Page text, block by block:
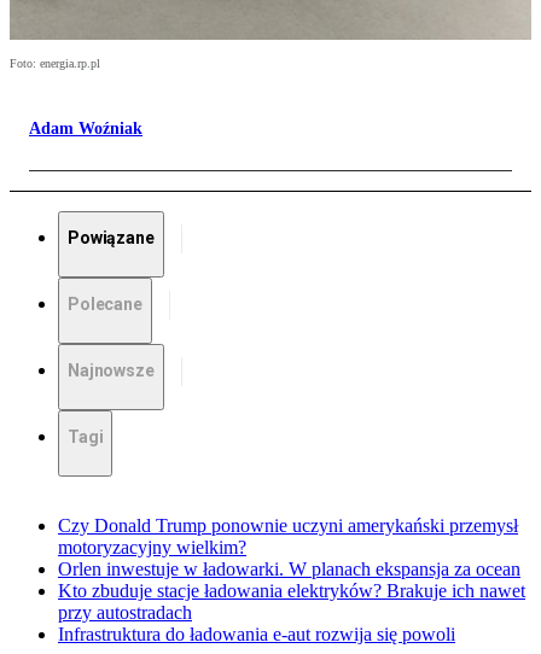
Foto: energia.rp.pl
Adam Woźniak
Powiązane
Polecane
Najnowsze
Tagi
Czy Donald Trump ponownie uczyni amerykański przemysł
motoryzacyjny wielkim?
Orlen inwestuje w ładowarki. W planach ekspansja za ocean
Kto zbuduje stacje ładowania elektryków? Brakuje ich nawet
przy autostradach
Infrastruktura do ładowania e-aut rozwija się powoli